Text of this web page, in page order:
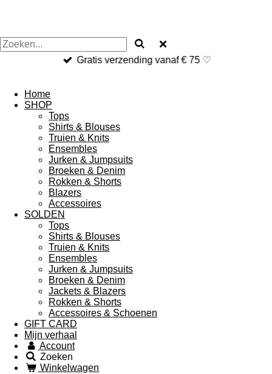
Gratis verzending vanaf € 75 ♡
Home
SHOP
Tops
Shirts & Blouses
Truien & Knits
Ensembles
Jurken & Jumpsuits
Broeken & Denim
Rokken & Shorts
Blazers
Accessoires
SOLDEN
Tops
Shirts & Blouses
Truien & Knits
Ensembles
Jurken & Jumpsuits
Broeken & Denim
Jackets & Blazers
Rokken & Shorts
Accessoires & Schoenen
GIFT CARD
Mijn verhaal
Account
Zoeken
Winkelwagen